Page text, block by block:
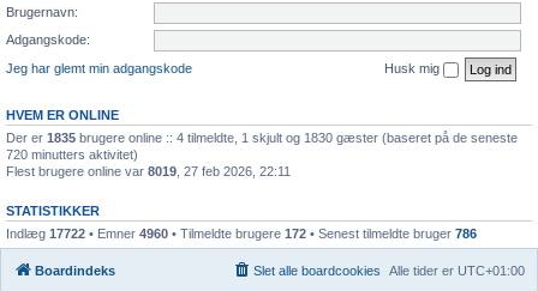
Brugernavn:
Adgangskode:
Jeg har glemt min adgangskode
Husk mig
HVEM ER ONLINE
Der er 1835 brugere online :: 4 tilmeldte, 1 skjult og 1830 gæster (baseret på de seneste
720 minutters aktivitet)
Flest brugere online var 8019 , 27 feb 2026, 22:11
STATISTIKKER
Indlæg 17722 • Emner 4960 • Tilmeldte brugere 172 • Senest tilmeldte bruger 786
Boardindeks Alle tider er UTC+01:00
Slet alle boardcookies